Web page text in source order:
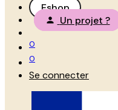
Eshop
Un projet ?
0
0
Se connecter